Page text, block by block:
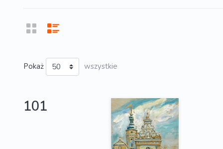
Pokaż wszystkie
101